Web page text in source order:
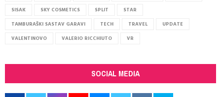
SISAK
SKY COSMETICS SPLIT
STAR
TAMBURAŠKI SASTAV GARAVI
TECH TRAVEL
UPDATE
VALENTINOVO
VALERIO RICCHIUTO VR
SOCIAL MEDIA